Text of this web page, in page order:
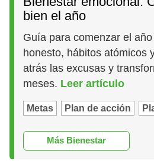
bien el año
Guía para comenzar el
honesto, hábitos atómicos
atrás las excusas y
meses. Leer artículo
Metas Plan de acción
Más Bienestar